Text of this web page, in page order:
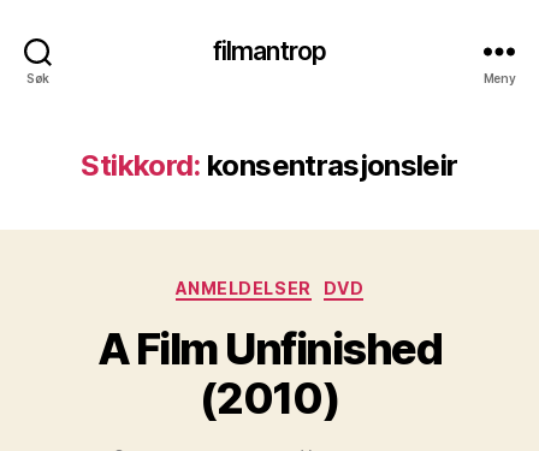
Søk
filmantrop
Meny
Stikkord: konsentrasjonsleir
Kategorier
ANMELDELSER DVD
A Film Unfinished
(2010)